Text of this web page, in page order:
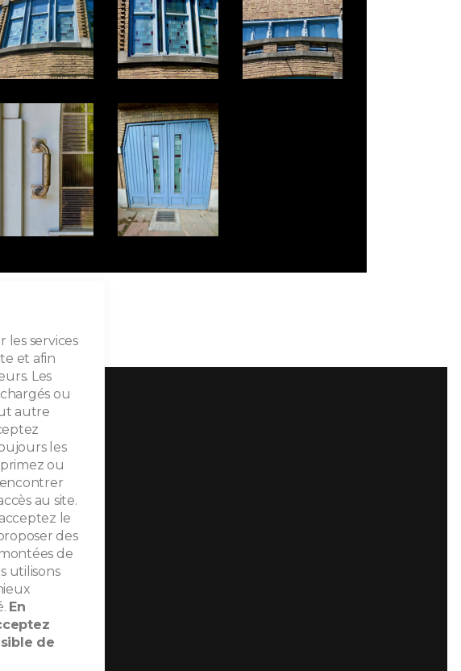
les services
et afin
Les
ou
autre
les
ou
au site.
le
des
de
utilisons
En
de